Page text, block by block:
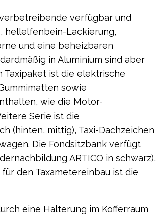
verfügbar und
hellelfenbein-Lackierung,
und eine beheizbaren
in Aluminium sind aber
Taxipaket ist die elektrische
sowie
wie die Motor-
Serie ist die
(hinten, mittig), Taxi-Dachzeichen
Die Fondsitzbank verfügt
ARTICO in schwarz),
den Taxametereinbau ist die
eine Halterung im Kofferraum